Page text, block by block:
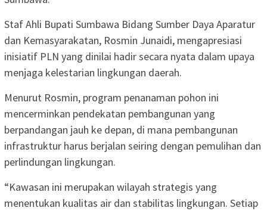
Staf Ahli Bupati Sumbawa Bidang Sumber Daya Aparatur
dan Kemasyarakatan, Rosmin Junaidi, mengapresiasi
inisiatif PLN yang dinilai hadir secara nyata dalam upaya
menjaga kelestarian lingkungan daerah.
Menurut Rosmin, program penanaman pohon ini
mencerminkan pendekatan pembangunan yang
berpandangan jauh ke depan, di mana pembangunan
infrastruktur harus berjalan seiring dengan pemulihan dan
perlindungan lingkungan.
“Kawasan ini merupakan wilayah strategis yang
menentukan kualitas air dan stabilitas lingkungan. Setiap